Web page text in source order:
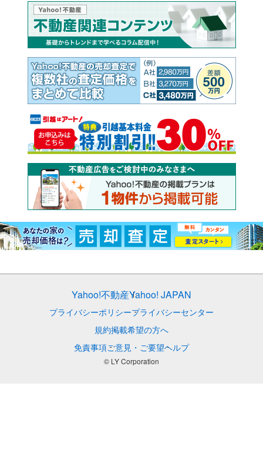
Yahoo!不動産Yahoo! JAPAN
プライバシーポリシープライバシーセンター
規約掲載希望の方へ
免責事項ご意見・ご要望ヘルプ
© LY Corporation